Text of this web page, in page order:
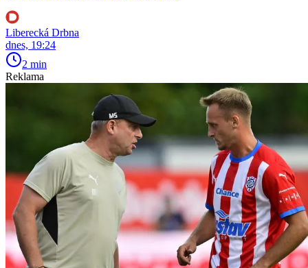
Liberecká Drbna
dnes, 19:24
2 min
Reklama